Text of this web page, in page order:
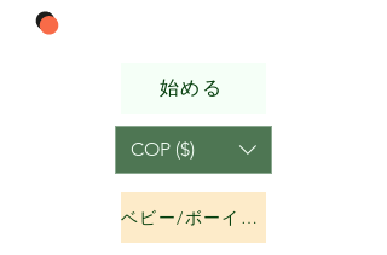
ベビー/ボーイズ&amp;ガールズ
始める
COP ($)